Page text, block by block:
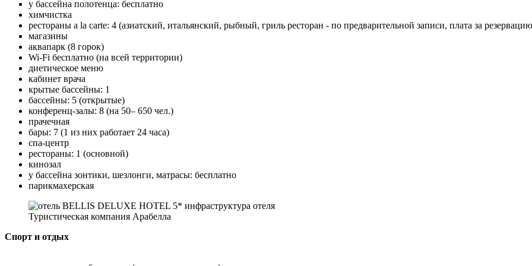
у бассейна полотенца: бесплатно
химчистка
рестораны a la carte: 4 (азиатский, итальянский, рыбный, гриль ресторан - по предварительной записи, плата за
магазины
аквапарк (8 горок)
Wi-Fi бесплатно (на всей территории)
диетическое меню
кабинет врача
крытые бассейны: 1
бассейны: 5 (открытые)
конференц-залы: 8 (на 50– 650 чел.)
прачечная
бары: 7 (1 из них работает 24 часа)
спа-центр
рестораны: 1 (основной)
кинозал
у бассейна зонтики, шезлонги, матрасы: бесплатно
парикмахерская
Туристическая компания Арабелла
Спорт и отдых